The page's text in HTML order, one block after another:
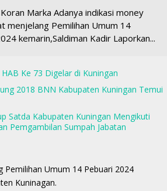
Marka Adanya indikasi money
menjelang Pemilihan Umum 14
kemarin,Saldiman Kadir Laporkan...
Ke 73 Digelar di Kuningan
2018 BNN Kabupaten Kuningan Temui
Satda Kabupaten Kuningan Mengikuti
Pemgambilan Sumpah Jabatan
Pemilihan Umum 14 Pebuari 2024
Kuninagan.